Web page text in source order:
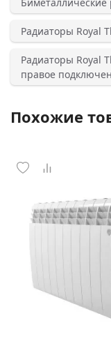
Радиаторы Royal
Радиаторы Royal
правое
Похожие